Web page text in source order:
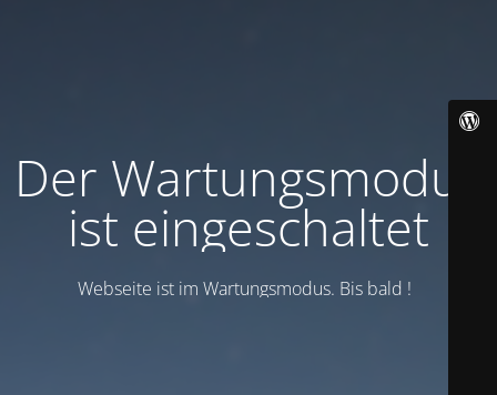
Der Wartungsmodus
ist eingeschaltet
Webseite ist im Wartungsmodus. Bis bald !